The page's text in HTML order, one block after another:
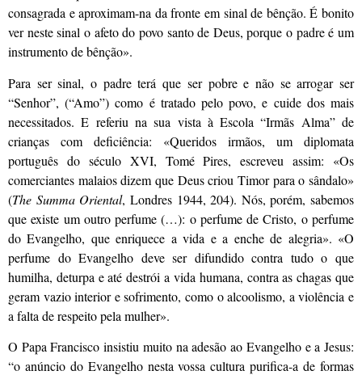
consagrada e aproximam-na da fronte em sinal de bênção. É bonito
ver neste sinal o afeto do povo santo de Deus, porque o padre é um
instrumento de bênção».
Para ser sinal, o padre terá que ser pobre e não se arrogar ser
“Senhor”, (“Amo”) como é tratado pelo povo, e cuide dos mais
necessitados. E referiu na sua vista à Escola “Irmãs Alma” de
crianças com deficiência: «Queridos irmãos, um diplomata
português do século XVI, Tomé Pires, escreveu assim: «Os
comerciantes malaios dizem que Deus criou Timor para o sândalo»
(The Summa Oriental, Londres 1944, 204). Nós, porém, sabemos
que existe um outro perfume (…): o perfume de Cristo, o perfume
do Evangelho, que enriquece a vida e a enche de alegria». «O
perfume do Evangelho deve ser difundido contra tudo o que
humilha, deturpa e até destrói a vida humana, contra as chagas que
geram vazio interior e sofrimento, como o alcoolismo, a violência e
a falta de respeito pela mulher».
O Papa Francisco insistiu muito na adesão ao Evangelho e a Jesus:
“o anúncio do Evangelho nesta vossa cultura purifica-a de formas